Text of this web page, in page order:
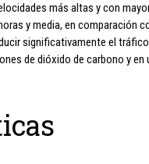
más altas y con
y media, en comparación
significativamente el
de dióxido de carbono y